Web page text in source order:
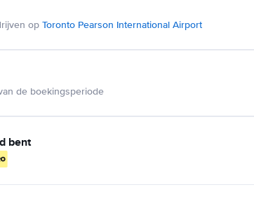
op Toronto Pearson International Airport
de boekingsperiode
bent